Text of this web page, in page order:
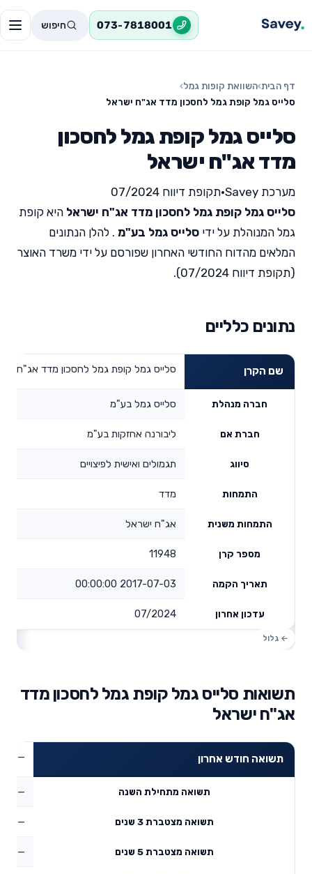
073-7818001 חיפוש
דף הבית›השוואת קופות גמל›
סלייס גמל קופת גמל לחסכון מדד אג"ח ישראל
סלייס גמל קופת גמל לחסכון
מדד אג"ח ישראל
מערכת Savey •תקופת דיווח 07/2024
סלייס גמל קופת גמל לחסכון מדד אג"ח ישראל היא קופת
גמל המנוהלת על ידי סלייס גמל בע"מ . להלן הנתונים
המלאים מהדוח החודשי האחרון שפורסם על ידי משרד האוצר
(תקופת דיווח 07/2024).
נתונים כלליים
שם הקרן סלייס גמל קופת גמל לחסכון מדד אג"ח
חברה מנהלת סלייס גמל בע"מ
חברת אם ליבורנה אחזקות בע"מ
סיווג תגמולים ואישית לפיצויים
התמחות מדד
התמחות משנית אג"ח ישראל
מספר קרן 11948
תאריך הקמה 2017-07-03 00:00:00
עדכון אחרון 07/2024
תשואות סלייס גמל קופת גמל לחסכון מדד
אג"ח ישראל
תשואה חודש אחרון —
תשואה מתחילת השנה —
תשואה מצטברת 3 שנים —
תשואה מצטברת 5 שנים —